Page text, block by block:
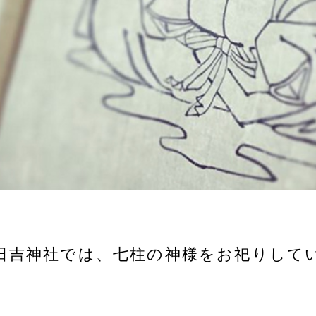
吉神社では、 七柱の神様をお祀りして